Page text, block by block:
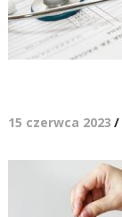
15 czerwca 2023 /